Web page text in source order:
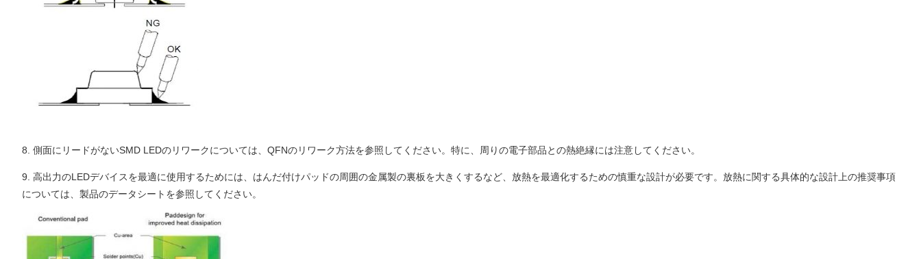
8. 側面にリードがないSMD LEDのリワークについては、QFNのリワーク方法を参照してください。特に、周りの電子部品との熱絶縁には注意してください。
9. 高出力のLEDデバイスを最適に使用するためには、はんだ付けパッドの周囲の金属製の裏板を大きくするなど、放熱を最適化するための慎重な設計が必要です。放熱に関する具体的な設計上の推奨事項
については、製品のデータシートを参照してください。